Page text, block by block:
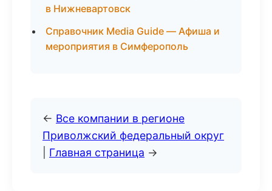
в Нижневартовск
Справочник Media Guide — Афиша и
мероприятия в Симферополь
← Все компании в регионе
Приволжский федеральный округ
Главная страница →